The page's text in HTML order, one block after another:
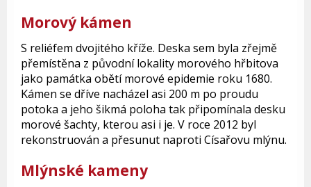
Morový kámen
S reliéfem dvojitého kříže. Deska sem byla zřejmě
přemístěna z původní lokality morového hřbitova
jako památka obětí morové epidemie roku 1680.
Kámen se dříve nacházel asi 200 m po proudu
potoka a jeho šikmá poloha tak připomínala desku
morové šachty, kterou asi i je. V roce 2012 byl
rekonstruován a přesunut naproti Císařovu mlýnu.
Mlýnské kameny